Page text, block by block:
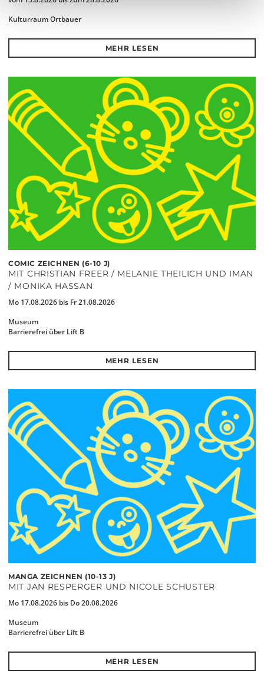
Kulturraum Ortbauer
MEHR LESEN
COMIC ZEICHNEN (6-10 J)
MIT CHRISTIAN FREER / MELANIE THEILICH UND IMAN
/ MONIKA HASSAN
Mo 17.08.2026 bis Fr 21.08.2026
Museum
Barrierefrei über Lift B
MEHR LESEN
MANGA ZEICHNEN (10-13 J)
MIT JAN RESPERGER UND NICOLE SCHUSTER
Mo 17.08.2026 bis Do 20.08.2026
Museum
Barrierefrei über Lift B
MEHR LESEN